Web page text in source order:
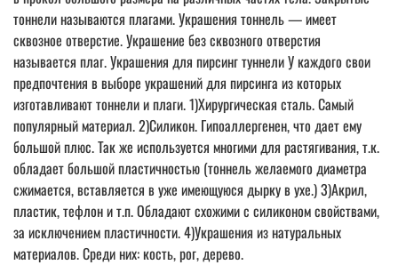
тоннели называются плагами. Украшения тоннель — имеет
сквозное отверстие. Украшение без сквозного отверстия
называется плаг. Украшения для пирсинг туннели У каждого свои
предпочтения в выборе украшений для пирсинга из которых
изготавливают тоннели и плаги. 1)Хирургическая сталь. Самый
популярный материал. 2)Силикон. Гипоаллергенен, что дает ему
большой плюс. Так же используется многими для растягивания, т.к.
обладает большой пластичностью (тоннель желаемого диаметра
сжимается, вставляется в уже имеющуюся дырку в ухе.) 3)Акрил,
пластик, тефлон и т.п. Обладают схожими с силиконом свойствами,
за исключением пластичности. 4)Украшения из натуральных
материалов. Среди них: кость, рог, дерево.